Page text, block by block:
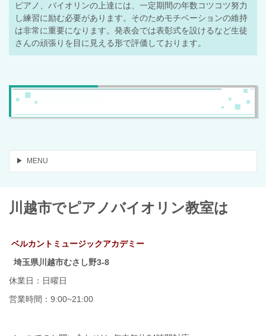
ピアノ、バイオリンの上達には、一定期間の年数コツコツ努力
し練習に励む必要があります。そのためモチベーションの維持
は非常に重要になります。発表会では表彰式を設けるなど生徒
さんの頑張りを目に見える形で評価しております。
MENU
川越市でピアノバイオリン教室は
ベルカントミュージックアカデミー
埼玉県川越市むさし野3-8
休業日：日曜日
営業時間：9:00~21 :00